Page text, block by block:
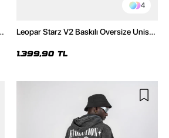
4
Leopar Starz V2 Baskılı Oversize Unisex
1.399,90 TL